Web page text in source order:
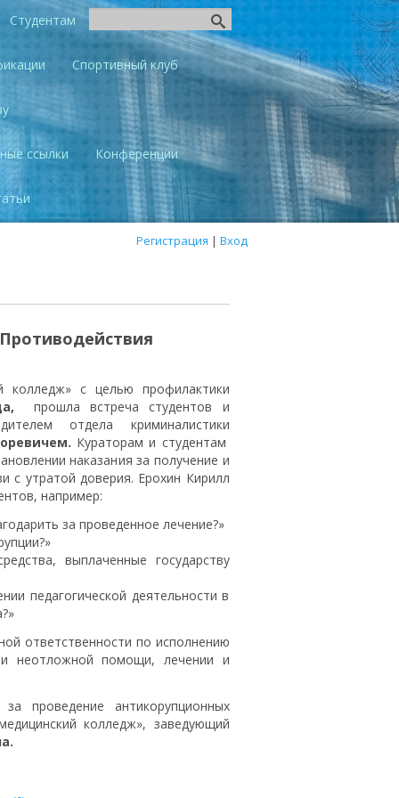
Студентам
Спортивный клуб
ссылки Конференции
Регистрация | Вход
с целью профилактики
прошла встреча студентов и
отдела криминалистики
Кураторам и студентам
наказания за получение и
с утратой доверия. Ерохин Кирилл
например:
за проведенное лечение?»
выплаченные государству
педагогической деятельности в
ответственности по исполнению
неотложной помощи, лечении и
антикорупционных
колледж», заведующий